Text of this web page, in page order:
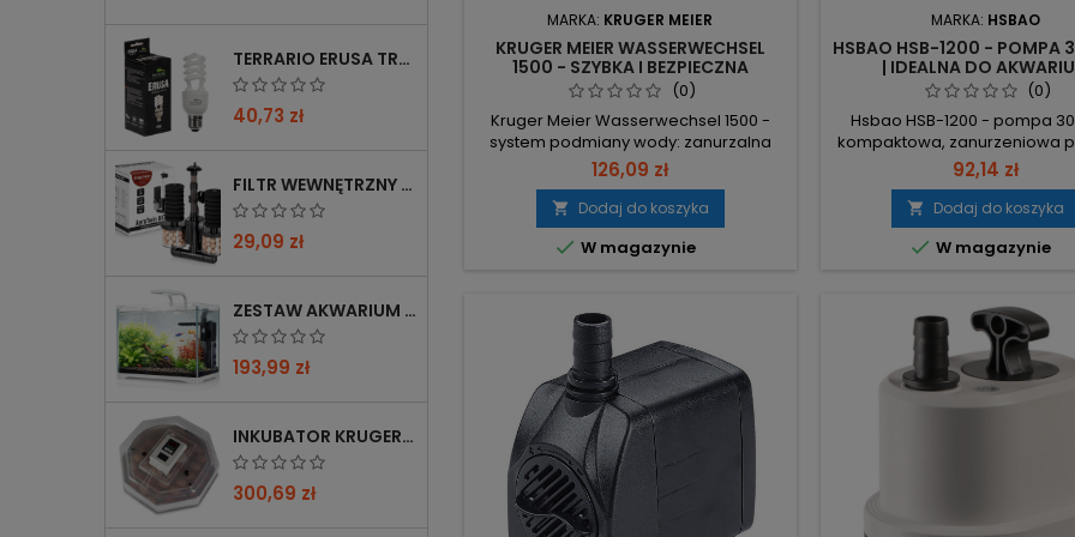
TERRARIO ERUSA TROPICAL UVB 5.0 ŻARÓWKA SPIRALNA 13W - IDEALNA DO TROPIKALNYCH TERRARIÓW
40,73 zł
FILTR WEWNĘTRZNY GĄBKOWY KRUGER MEIER AEROTWIN BIO S Z BIOFILTRACJĄ
29,09 zł
ZESTAW AKWARIUM KRUGER MEIER SHRIMP!ONE PRO 50 25 L DLA KREWETEK
193,99 zł
INKUBATOR KRUGER MEIER PROLEXOR 60 NA 60 JAJ Z TERMOSTATEM
300,69 zł
MARKA: KRUGER MEIER
KRUGER MEIER WASSERWECHSEL
1500 - SZYBKA I BEZPIECZNA
PODMIANA WODY DO AKWARIUM
(0)
Kruger Meier Wasserwechsel 1500 -
system podmiany wody: zanurzalna
pompa do szybkiej wymiany wody w
akwariach słodko- i słonowodnych.
Wydajność 1500 l/h – szybka wymiana i
lepsza jakość wody. Moc 25W –
ekonomiczna praca, możliwość
bez podnoszenia wiadra. Podnoszenie
200 cm, osłona...
126,09 zł
 Dodaj do koszyka
 W magazynie
MARKA: HSBAO
HSBAO HSB-1200 - POMPA
| IDEALNA DO
MORSKIEGO(0)
Hsbao HSB-1200 - pompa
kompaktowa, zanurzeniowa
płynną regulacją wydajności.
230V, wtyczka UE, przewód
Wydajność 3000 l/h –
cyrkulacja i wydajne zasilanie
zbiorników i systemów
słupa wody 3 m oraz króćce
– dobre...
92,14 zł
 Dodaj do koszyka
 W magazynie